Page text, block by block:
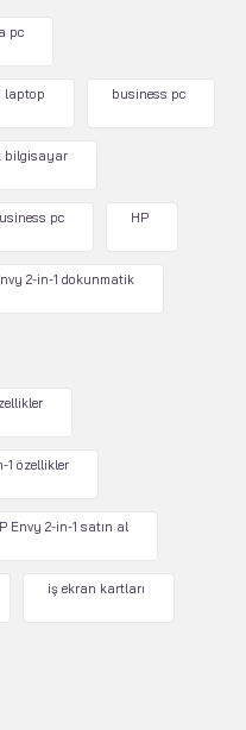
pc
laptop business pc
bilgisayar
pc HP
2-in-1 dokunmatik
1 özellikler
Envy 2-in-1 satın al
iş ekran kartları